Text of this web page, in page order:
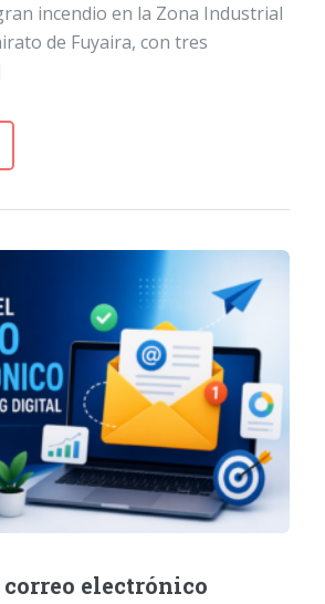
incendio en la Zona Industrial
de Fuyaira, con tres
electrónico